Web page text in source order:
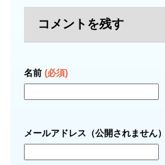
コメントを残す
名前 (必須)
メールアドレス（公開されません）